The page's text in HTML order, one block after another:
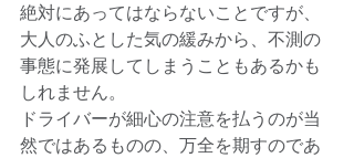
絶対にあってはならないことですが、
大人のふとした気の緩みから、不測の
事態に発展してしまうこともあるかも
しれません。
ドライバーが細心の注意を払うのが当
然ではあるものの、万全を期すのであ